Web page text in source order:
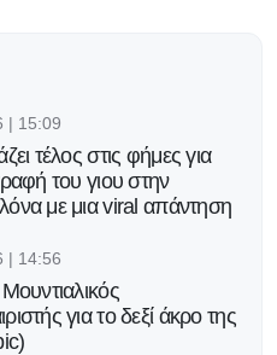
| 15:09
τέλος στις φήμες για
του γιου στην
με μια viral απάντηση
| 14:56
για το δεξί άκρο της